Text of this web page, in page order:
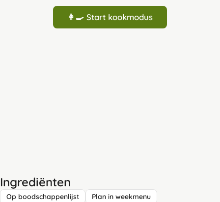
👩‍🍳 Start kookmodus
Ingrediënten
Op boodschappenlijst Plan in weekmenu